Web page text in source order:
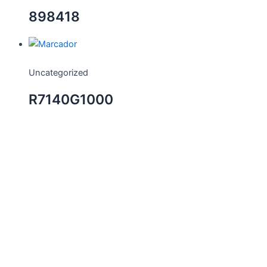
898418
Uncategorized
R7140G1000